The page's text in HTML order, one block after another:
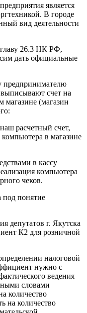
является
В городе
вид деятельности
26.3 НК РФ,
дать официальные
предпринимателю
счет на
магазине (магазин
расчетный счет,
компьютера в магазине
в кассу
компьютера
чеков.
под понятие
депутатов г. Якутска
К2 для розничной
налоговой
нужно с
ведения
словами
количество
на количество